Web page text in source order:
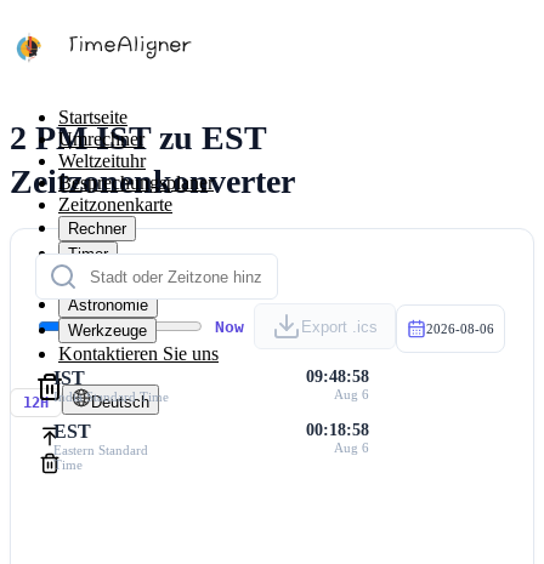
Startseite
Umrechner
Weltzeituhr
Besprechungsplaner
Zeitzonenkarte
Rechner
Timer
Kalender
Astronomie
Werkzeuge
Kontaktieren Sie uns
12H Deutsch
2 PM IST zu EST
Zeitzonenkonverter
Now Export .ics 2026-08-06
IST
India Standard Time
09:48:58
Aug 6
EST
Eastern Standard
Time
00:18:58
Aug 6